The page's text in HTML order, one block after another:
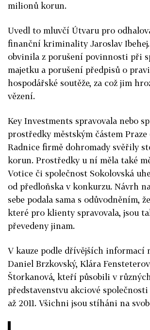
milionů korun.
Uvedl to mluvčí Útvaru pro
finanční kriminality Jaroslav
obvinila z porušení povinnosti při
majetku a porušení předpisů o
hospodářské soutěže, za což jim
vězení.
Key Investments spravovala nebo
prostředky městským částem Praze
Radnice firmě dohromady svěřily
korun. Prostředky u ní měla také
Votice či společnost Sokolovská
od předloňska v konkurzu. Návrh
sebe podala sama s odůvodněním,
které pro klienty spravovala, jsou
převedeny jinam.
V kauze podle dřívějších informací
Daniel Brzkovský, Klára
Štorkanová, kteří působili v
představenstvu akciové
až 2011. Všichni jsou stíháni na